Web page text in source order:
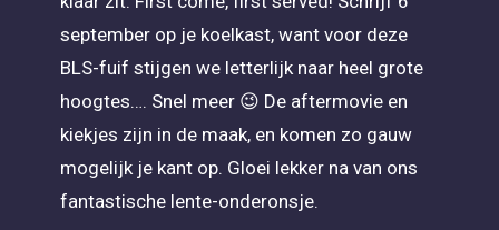
september op je koelkast, want voor deze
BLS-fuif stijgen we letterlijk naar heel grote
hoogtes…. Snel meer 😉 De aftermovie en
kiekjes zijn in de maak, en komen zo gauw
mogelijk je kant op. Gloei lekker na van ons
fantastische lente-onderonsje.